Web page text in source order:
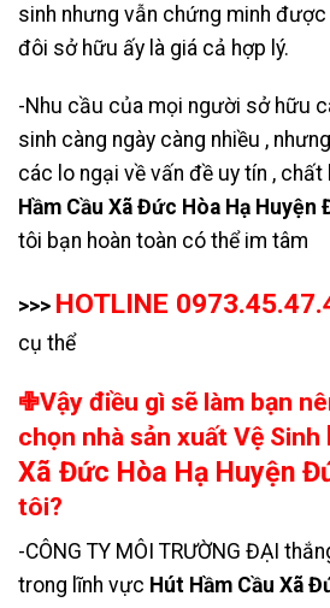
sinh nhưng vẫn chứng minh
đôi sở hữu ấy là giá cả hợp lý.
-Nhu cầu của mọi người sở hữu
sinh càng ngày càng nhiều ,
các lo ngại về vấn đề uy tín ,
Hầm Cầu Xã Đức Hòa Hạ Huyện
tôi bạn hoàn toàn có thể im tâm
>>> HOTLINE
cụ thể
✙Vậy điều gì sẽ làm bạn
chọn nhà sản xuất Vệ Sinh
Xã Đức Hòa Hạ Huyện
tôi?
-CÔNG TY MÔI TRƯỜNG ĐẠI
trong lĩnh vực Hút Hầm Cầu Xã